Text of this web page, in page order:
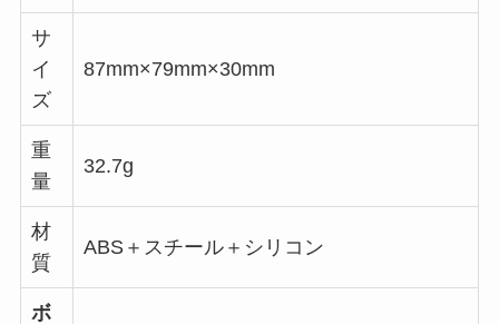
サ
イ
ズ
87mm×79mm×30mm
重
量
32.7g
材
質
ABS＋スチール＋シリコン
ボ